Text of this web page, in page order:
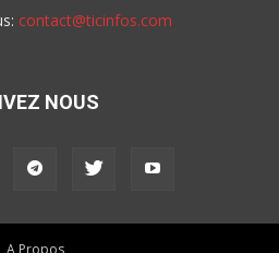
contact@ticinfos.com
NOUS
A Propos